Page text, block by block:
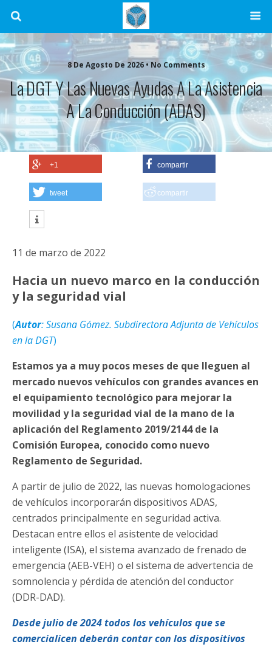
8 De Agosto De 2026 • No Comments
La DGT Y Las Nuevas Ayudas A La Asistencia
A La Conducción (ADAS)
+1 compartir
tweet compartir
11 de marzo de 2022
Hacia un nuevo marco en la conducción
y la seguridad vial
(Autor: Susana Gómez. Subdirectora Adjunta de Vehículos
en la DGT)
Estamos ya a muy pocos meses de que lleguen al
mercado nuevos vehículos con grandes avances en
el equipamiento tecnológico para mejorar la
movilidad y la seguridad vial de la mano de la
aplicación del Reglamento 2019/2144 de la
Comisión Europea, conocido como nuevo
Reglamento de Seguridad.
A partir de julio de 2022, las nuevas homologaciones
de vehículos incorporarán dispositivos ADAS,
centrados principalmente en seguridad activa.
Destacan entre ellos el asistente de velocidad
inteligente (ISA), el sistema avanzado de frenado de
emergencia (AEB-VEH) o el sistema de advertencia de
somnolencia y pérdida de atención del conductor
(DDR-DAD).
Desde julio de 2024 todos los vehículos que se
comercialicen deberán contar con los dispositivos